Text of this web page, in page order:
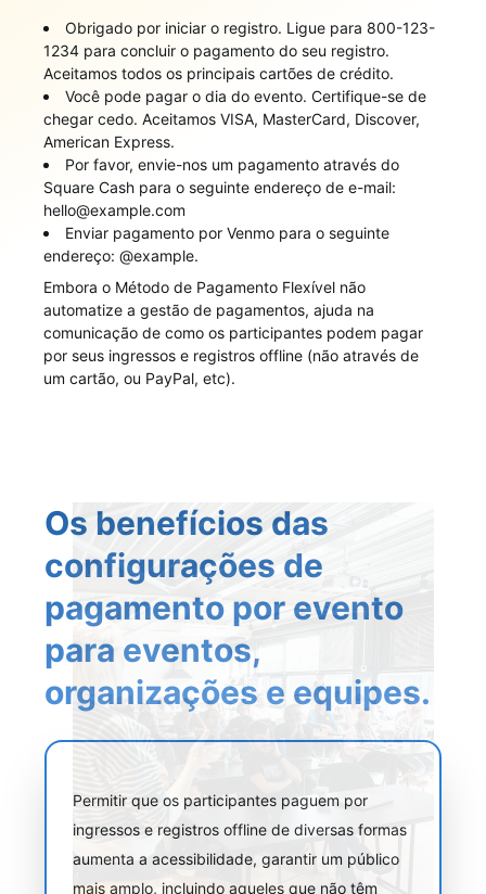
Obrigado por iniciar o registro. Ligue para 800-123-
1234 para concluir o pagamento do seu registro.
Aceitamos todos os principais cartões de crédito.
Você pode pagar o dia do evento. Certifique-se de
chegar cedo. Aceitamos VISA, MasterCard, Discover,
American Express.
Por favor, envie-nos um pagamento através do
Square Cash para o seguinte endereço de e-mail:
hello@example.com
Enviar pagamento por Venmo para o seguinte
endereço: @example.
Embora o Método de Pagamento Flexível não
automatize a gestão de pagamentos, ajuda na
comunicação de como os participantes podem pagar
por seus ingressos e registros offline (não através de
um cartão, ou PayPal, etc).
Os benefícios das
configurações de
pagamento por evento
para eventos,
organizações e equipes.
Permitir que os participantes paguem por
ingressos e registros offline de diversas formas
aumenta a acessibilidade, garantir um público
mais amplo, incluindo aqueles que não têm